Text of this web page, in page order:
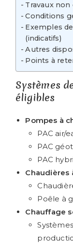
Travaux non
Conditions
Exemples
(indicatifs)
Autres
Points à
Systèmes
éligibles
Pompes à
PAC air/
PAC
PAC
Chaudières
Poêle à
Chauffage